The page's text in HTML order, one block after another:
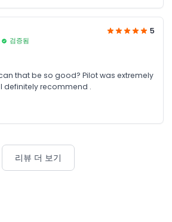
검증됨
5
talented and expert , I definitely recommend .
리뷰 더 보기